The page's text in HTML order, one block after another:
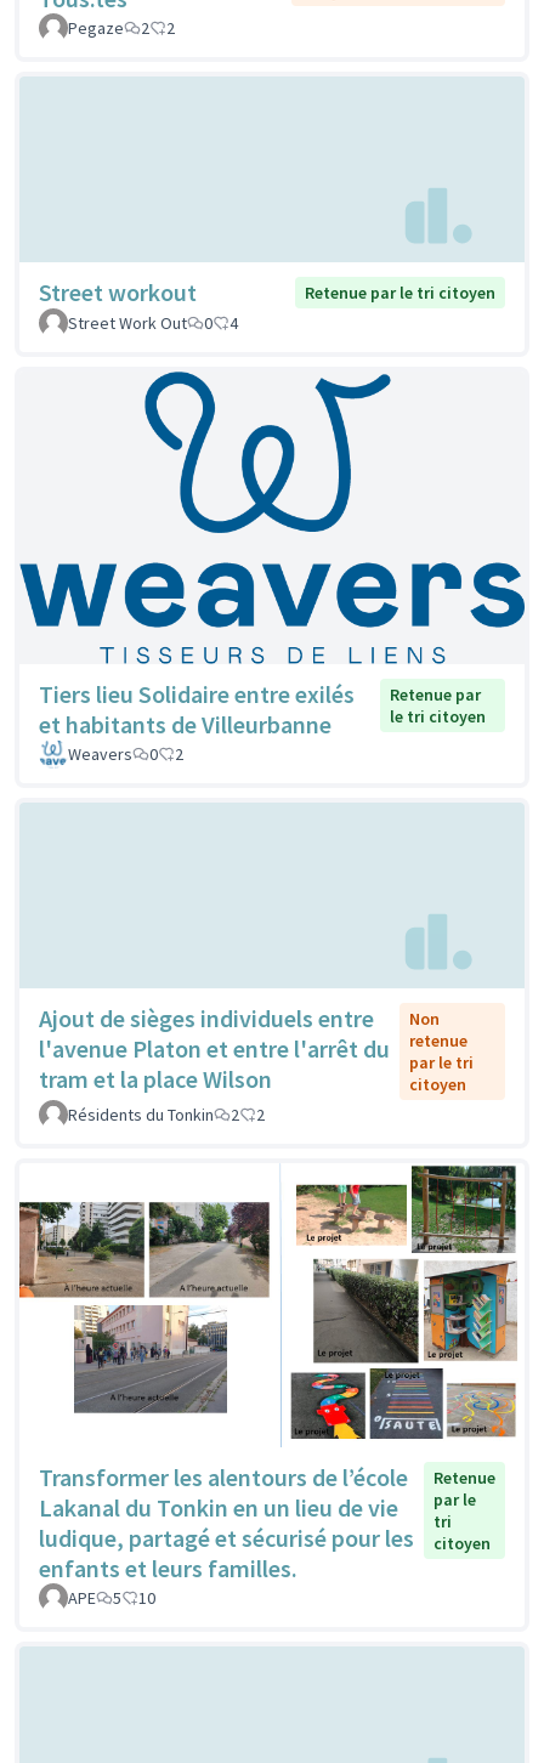
Pegaze
2 2
Street workout
Retenue par le tri citoyen
Street Work Out
0 4
Tiers lieu Solidaire entre exilés
et habitants de Villeurbanne
Retenue par
le tri citoyen
Weavers
0 2
Ajout de sièges individuels entre
l'avenue Platon et entre l'arrêt du
tram et la place Wilson
Non
retenue
par le tri
citoyen
Résidents du Tonkin
2 2
Transformer les alentours de l’école
Lakanal du Tonkin en un lieu de vie
ludique, partagé et sécurisé pour les
enfants et leurs familles.
Retenue
par le
tri
citoyen
APE 5 10